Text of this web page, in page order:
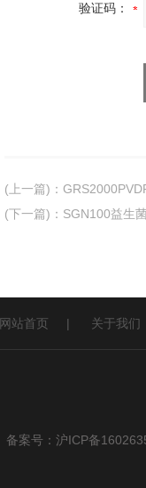
验证码：
(上一篇) ：
(下一篇) ： SGN100益生
网站首页 | 关于我们
备案号：沪ICP备